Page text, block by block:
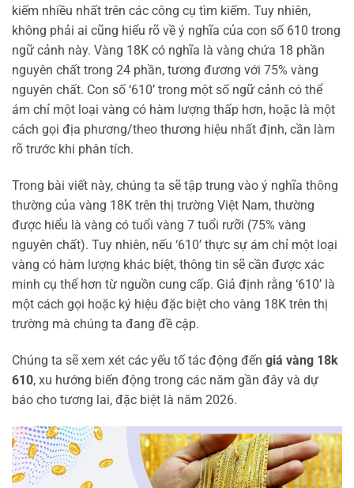
kiếm nhiều nhất trên các công cụ tìm kiếm. Tuy nhiên,
không phải ai cũng hiểu rõ về ý nghĩa của con số 610 trong
ngữ cảnh này. Vàng 18K có nghĩa là vàng chứa 18 phần
nguyên chất trong 24 phần, tương đương với 75% vàng
nguyên chất. Con số ‘610’ trong một số ngữ cảnh có thể
ám chỉ một loại vàng có hàm lượng thấp hơn, hoặc là một
cách gọi địa phương/theo thương hiệu nhất định, cần làm
rõ trước khi phân tích.
Trong bài viết này, chúng ta sẽ tập trung vào ý nghĩa thông
thường của vàng 18K trên thị trường Việt Nam, thường
được hiểu là vàng có tuổi vàng 7 tuổi rưỡi (75% vàng
nguyên chất). Tuy nhiên, nếu ‘610’ thực sự ám chỉ một loại
vàng có hàm lượng khác biệt, thông tin sẽ cần được xác
minh cụ thể hơn từ nguồn cung cấp. Giả định rằng ‘610’ là
một cách gọi hoặc ký hiệu đặc biệt cho vàng 18K trên thị
trường mà chúng ta đang đề cập.
Chúng ta sẽ xem xét các yếu tố tác động đến giá vàng 18k
610, xu hướng biến động trong các năm gần đây và dự
báo cho tương lai, đặc biệt là năm 2026.